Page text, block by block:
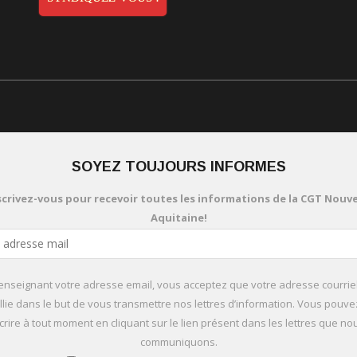
SOYEZ TOUJOURS INFORMES
vous pour recevoir toutes les informations de la CGT
Aquitaine!
votre adresse email, vous acceptez que votre adresse
dans le but de vous transmettre nos lettres d’information. Vous
à tout moment en cliquant sur le lien présent dans les lettres que
communiquons.